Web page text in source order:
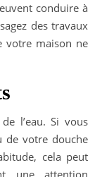
conduire à
des travaux
votre maison ne
l’eau. Si vous
de votre douche
cela peut
une attention